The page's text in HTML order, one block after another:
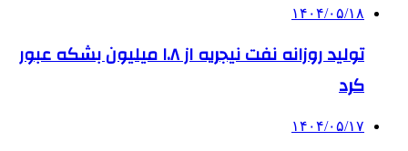
۱۴۰۴/۰۵/۱۸
تولید روزانه نفت نیجریه از ۱.۸ میلیون بشکه عبور
کرد
۱۴۰۴/۰۵/۱۷